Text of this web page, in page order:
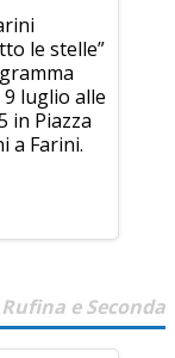
le stelle”
luglio alle
in Piazza
a Farini.
e Seconda